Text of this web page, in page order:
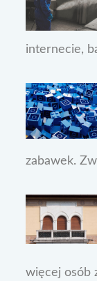
internecie,
zabawek.
więcej osób